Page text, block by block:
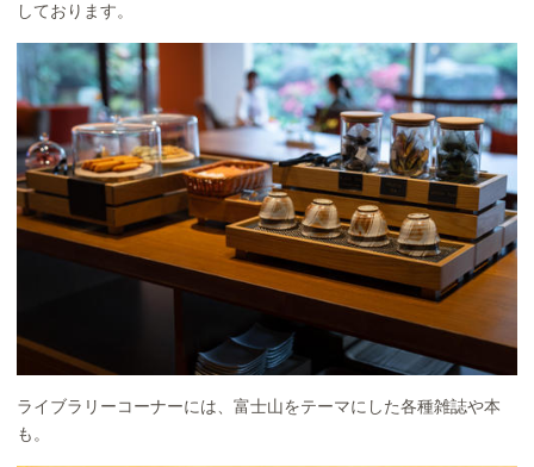
しております。
ライブラリーコーナーには、富士山をテーマにした各種雑誌や本
も。